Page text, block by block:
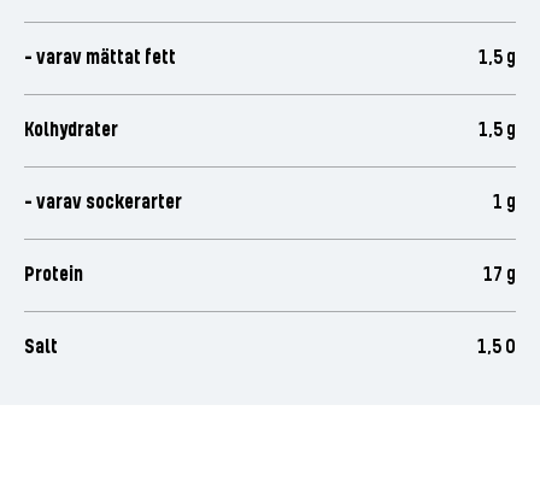
- varav mättat fett 1,5 g
Kolhydrater 1,5 g
- varav sockerarter 1 g
Protein 17 g
Salt 1,5 0